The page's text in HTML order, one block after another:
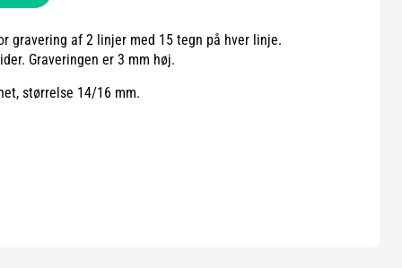
gravering af 2 linjer med 15 tegn på hver linje.
Graveringen er 3 mm høj.
størrelse 14/16 mm.